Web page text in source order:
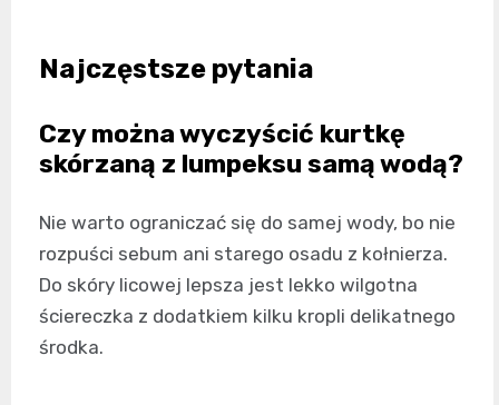
Najczęstsze pytania
Czy można wyczyścić kurtkę
skórzaną z lumpeksu samą wodą?
Nie warto ograniczać się do samej wody, bo nie
rozpuści sebum ani starego osadu z kołnierza.
Do skóry licowej lepsza jest lekko wilgotna
ściereczka z dodatkiem kilku kropli delikatnego
środka.